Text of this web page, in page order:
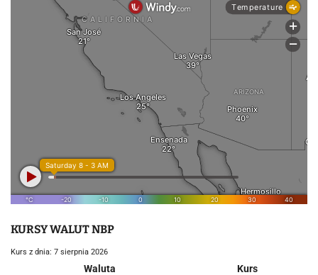
KURSY WALUT NBP
Kurs z dnia: 7 sierpnia 2026
Waluta
Kurs